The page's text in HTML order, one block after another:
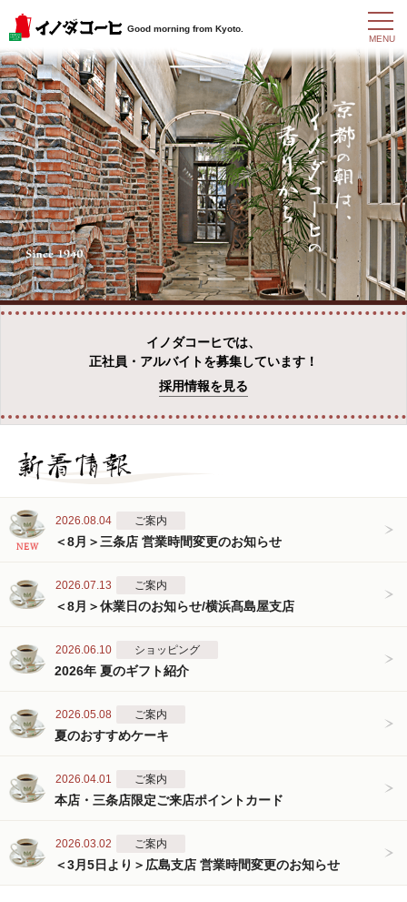
Good morning from Kyoto.
t
o
g
g
l
e
n
a
v
g
a
t
i
o
n
MENU
イノダコーヒでは、
正社員・アルバイトを募集しています！
採用情報を見る
2026.08.04 ご案内
＜8月＞三条店 営業時間変更のお知らせ
2026.07.13 ご案内
＜8月＞休業日のお知らせ/横浜髙島屋支店
2026.06.10 ショッピング
2026年 夏のギフト紹介
2026.05.08 ご案内
夏のおすすめケーキ
2026.04.01 ご案内
本店・三条店限定ご来店ポイントカード
2026.03.02 ご案内
＜3月5日より＞広島支店 営業時間変更のお知らせ